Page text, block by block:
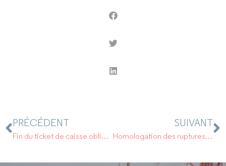
PRÉCÉDENT
Fin du ticket de caisse obligatoire : entrée en vigueur repoussée au 1er avril 2023.
SUIVANT
Homologation des ruptures conventionnelles : dès le 1er avril, la télétransmission devient obligatoire